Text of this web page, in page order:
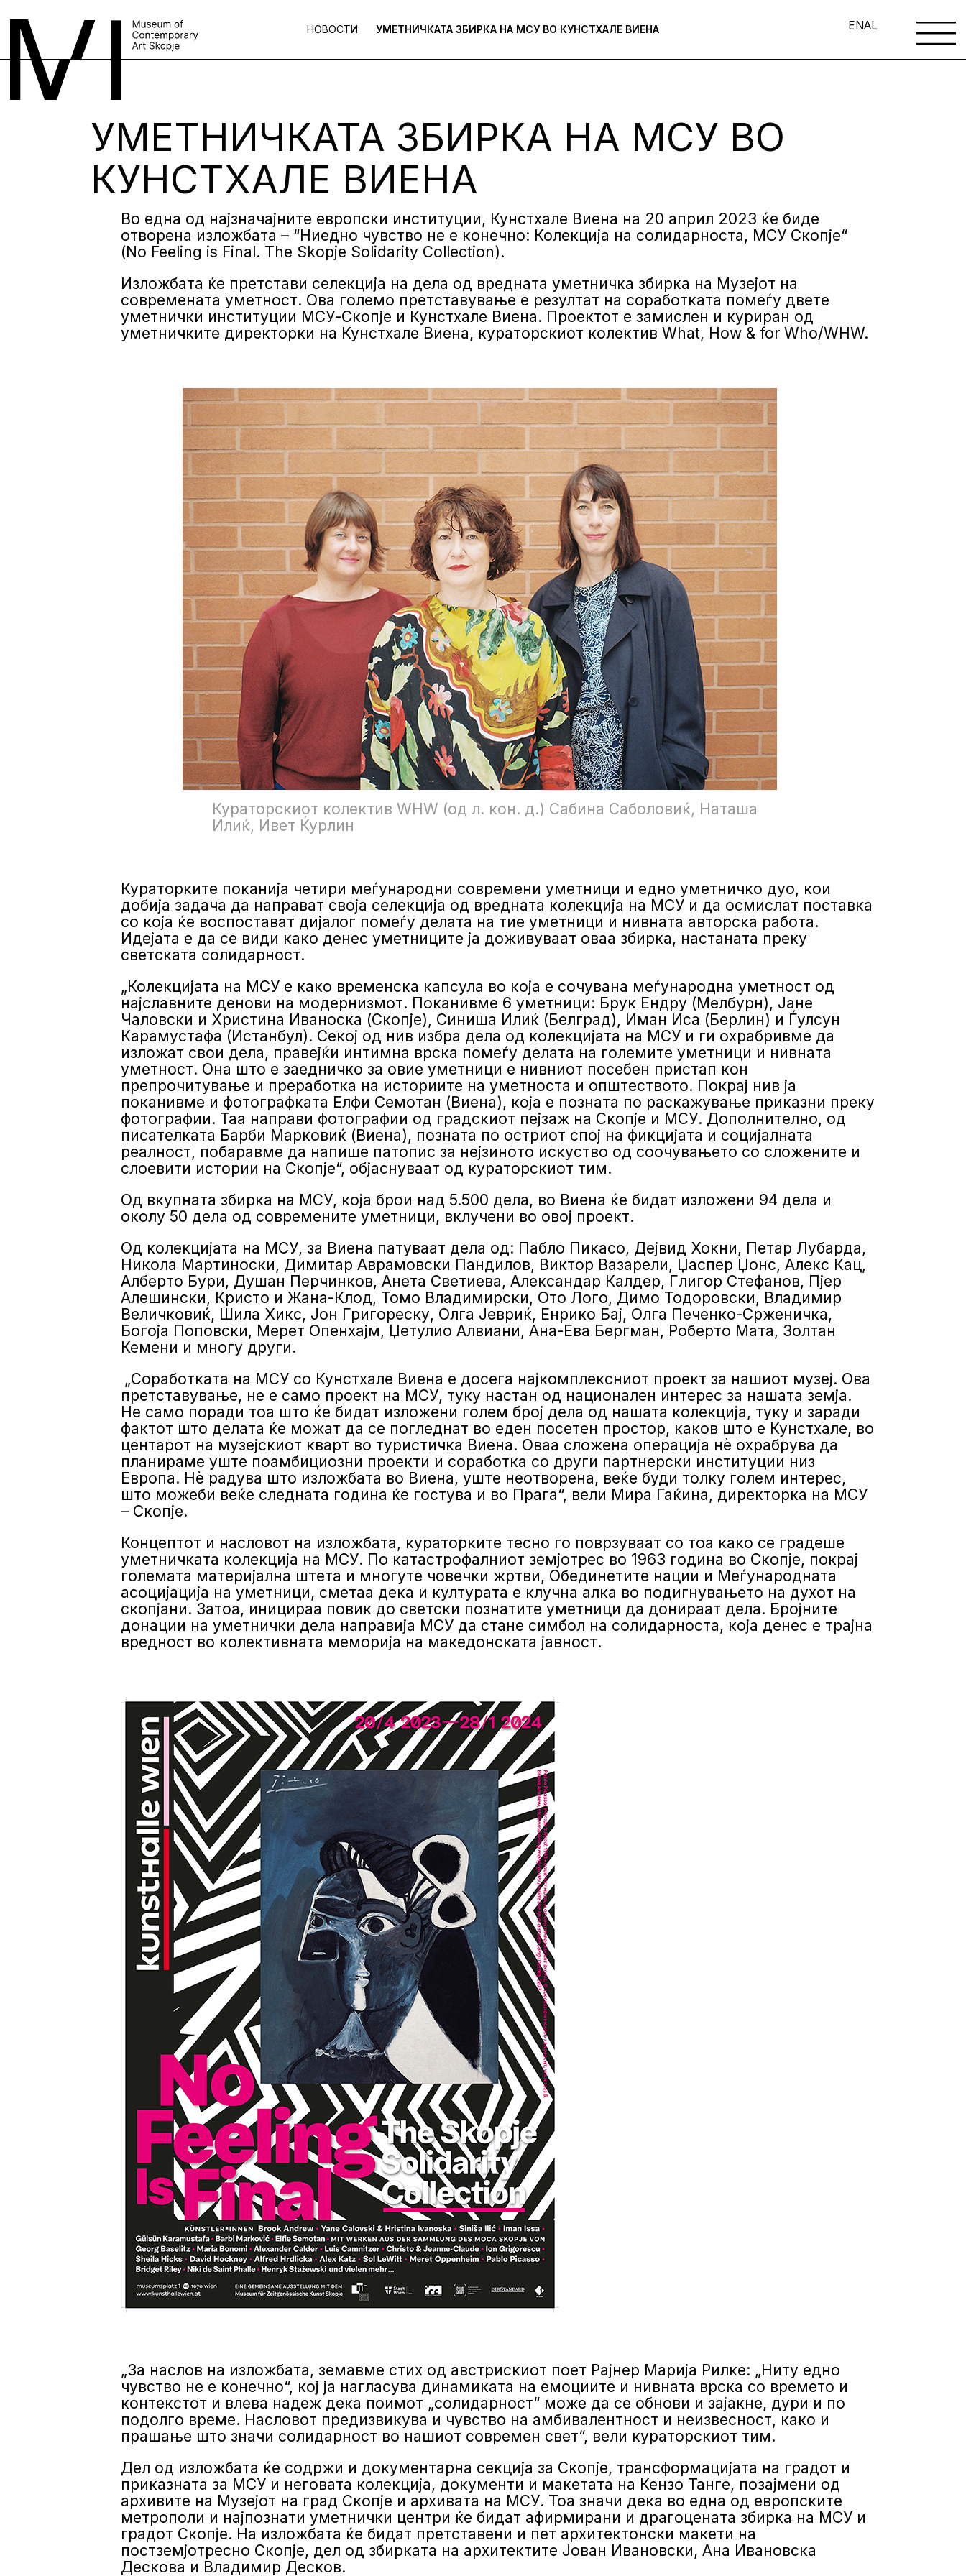
НОВОСТИ УМЕТНИЧКАТА ЗБИРКА НА МСУ ВО КУНСТХАЛЕ ВИЕНА ENAL
УМЕТНИЧКАТА ЗБИРКА НА МСУ ВО
КУНСТХАЛЕ ВИЕНА
Во една од најзначајните европски институции, Кунстхале Виена на 20 април 2023 ќе биде
отворена изложбата – “Ниедно чувство не е конечно: Колекција на солидарноста, МСУ Скопје“
(No Feeling is Final. The Skopje Solidarity Collection).
Изложбата ќе претстави селекција на дела од вредната уметничка збирка на Музејот на
современата уметност. Ова големо претставување е резултат на соработката помеѓу двете
уметнички институции МСУ-Скопје и Кунстхале Виена. Проектот е замислен и куриран од
уметничките директорки на Кунстхале Виена, кураторскиот колектив What, How & for Who/WHW.
Кураторскиот колектив WHW (од л. кон. д.) Сабина Саболовиќ, Наташа
Илиќ, Ивет Ќурлин
Кураторките поканија четири меѓународни современи уметници и едно уметничко дуо, кои
добија задача да направат своја селекција од вредната колекција на МСУ и да осмислат поставка
со која ќе воспостават дијалог помеѓу делата на тие уметници и нивната авторска работа.
Идејата е да се види како денес уметниците ја доживуваат оваа збирка, настаната преку
светската солидарност.
„Колекцијата на МСУ е како временска капсула во која е сочувана меѓународна уметност од
најславните денови на модернизмот. Поканивме 6 уметници: Брук Ендру (Мелбурн), Јане
Чаловски и Христина Иваноска (Скопје), Синиша Илиќ (Белград), Иман Иса (Берлин) и Ѓулсун
Карамустафа (Истанбул). Секој од нив избра дела од колекцијата на МСУ и ги охрабривме да
изложат свои дела, правејќи интимна врска помеѓу делата на големите уметници и нивната
уметност. Она што е заедничко за овие уметници е нивниот посебен пристап кон
препрочитување и преработка на историите на уметноста и општеството. Покрај нив ја
поканивме и фотографката Елфи Семотан (Виена), која е позната по раскажување приказни преку
фотографии. Таа направи фотографии од градскиот пејзаж на Скопје и МСУ. Дополнително, од
писателката Барби Марковиќ (Виена), позната по остриот спој на фикцијата и социјалната
реалност, побаравме да напише патопис за нејзиното искуство од соочувањето со сложените и
слоевити истории на Скопје“, објаснуваат од кураторскиот тим.
Од вкупната збирка на МСУ, која брои над 5.500 дела, во Виена ќе бидат изложени 94 дела и
околу 50 дела од современите уметници, вклучени во овој проект.
Од колекцијата на МСУ, за Виена патуваат дела од: Пабло Пикасо, Дејвид Хокни, Петар Лубарда,
Никола Мартиноски, Димитар Аврамовски Пандилов, Виктор Вазарели, Џаспер Џонс, Алекс Кац,
Алберто Бури, Душан Перчинков, Анета Светиева, Александар Калдер, Глигор Стефанов, Пјер
Алешински, Кристо и Жана-Клод, Томо Владимирски, Ото Лого, Димо Тодоровски, Владимир
Величковиќ, Шила Хикс, Јон Григореску, Олга Јевриќ, Енрико Бај, Олга Печенко-Срженичка,
Богоја Поповски, Мерет Опенхајм, Џетулио Алвиани, Ана-Ева Бергман, Роберто Мата, Золтан
Кемени и многу други.
„Соработката на МСУ со Кунстхале Виена е досега најкомплексниот проект за нашиот музеј. Ова
претставување, не е само проект на МСУ, туку настан од национален интерес за нашата земја.
Не само поради тоа што ќе бидат изложени голем број дела од нашата колекција, туку и заради
фактот што делата ќе можат да се погледнат во еден посетен простор, каков што е Кунстхале, во
центарот на музејскиот кварт во туристичка Виена. Оваа сложена операција нè охрабрува да
планираме уште поамбициозни проекти и соработка со други партнерски институции низ
Европа. Нè радува што изложбата во Виена, уште неотворена, веќе буди толку голем интерес,
што можеби веќе следната година ќе гостува и во Прага“, вели Мира Гаќина, директорка на МСУ
– Скопје.
Концептот и насловот на изложбата, кураторките тесно го поврзуваат со тоа како се градеше
уметничката колекција на МСУ. По катастрофалниот земјотрес во 1963 година во Скопје, покрај
големата материјална штета и многуте човечки жртви, Обединетите нации и Меѓународната
асоцијација на уметници, сметаа дека и културата е клучна алка во подигнувањето на духот на
скопјани. Затоа, иницираа повик до светски познатите уметници да донираат дела. Бројните
донации на уметнички дела направија МСУ да стане симбол на солидарноста, која денес е трајна
вредност во колективната меморија на македонската јавност.
„За наслов на изложбата, земавме стих од австрискиот поет Рајнер Марија Рилке: „Ниту едно
чувство не е конечно“, кој ја нагласува динамиката на емоциите и нивната врска со времето и
контекстот и влева надеж дека поимот „солидарност“ може да се обнови и зајакне, дури и по
подолго време. Насловот предизвикува и чувство на амбивалентност и неизвесност, како и
прашање што значи солидарност во нашиот современ свет“, вели кураторскиот тим.
Дел од изложбата ќе содржи и документарна секција за Скопје, трансформацијата на градот и
приказната за МСУ и неговата колекција, документи и макетата на Кензо Танге, позајмени од
архивите на Музејот на град Скопје и архивата на МСУ. Тоа значи дека во една од европските
метрополи и најпознати уметнички центри ќе бидат афирмирани и драгоцената збирка на МСУ и
градот Скопје. На изложбата ќе бидат претставени и пет архитектонски макети на
постземјотресно Скопје, дел од збирката на архитектите Јован Ивановски, Ана Ивановска
Дескова и Владимир Десков.